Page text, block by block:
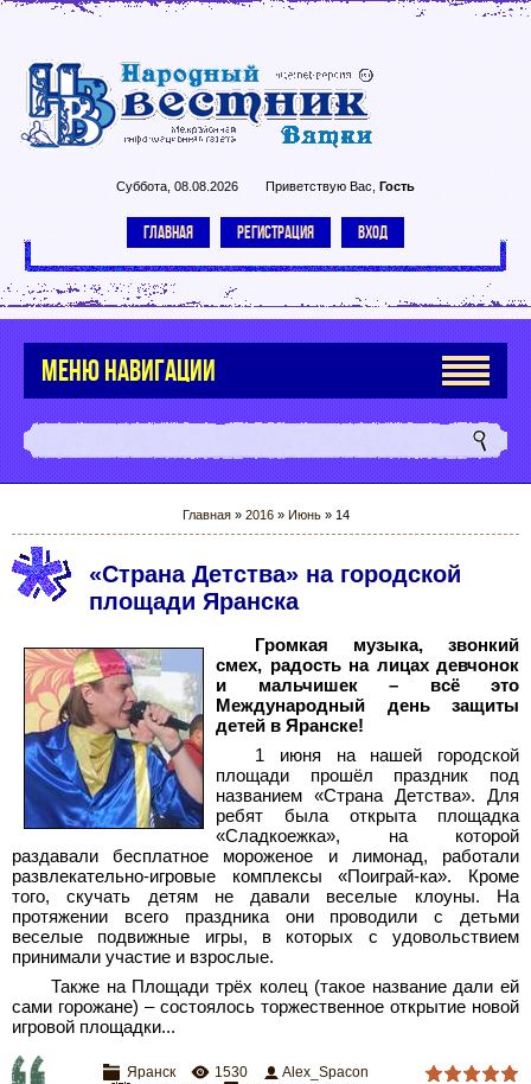
Суббота, 08.08.2026 Приветствую Вас Гость
ГЛАВНАЯ РЕГИСТРАЦИЯ ВХОД
МЕНЮ НАВИГАЦИИ
Главная» 2016 » Июнь » 14
«Страна Детства» на городской
площади Яранска
Громкая музыка, звонкий
смех, радость на лицах девчонок
и мальчишек – всё это
Международный день защиты
детей в Яранске!
1 июня на нашей городской
площади прошёл праздник под
названием «Страна Детства». Для
ребят была открыта площадка
«Сладкоежка», на которой
раздавали бесплатное мороженое и лимонад, работали
развлекательно-игровые комплексы «Поиграй-ка». Кроме
того, скучать детям не давали веселые клоуны. На
протяжении всего праздника они проводили с детьми
веселые подвижные игры, в которых с удовольствием
принимали участие и взрослые.
Также на Площади трёх колец (такое название дали ей
сами горожане) – состоялось торжественное открытие новой
игровой площадки...
Яранск 1530
Alex_Spacon